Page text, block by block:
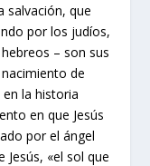
salvación, que
por los judíos,
– son sus
de
en la historia
en que Jesús
por el ángel
Jesús, «el sol que